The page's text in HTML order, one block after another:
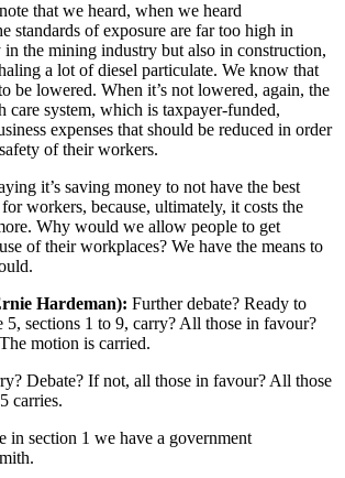
that we heard, when we heard
standards of exposure are far too high in
the mining industry but also in construction,
a lot of diesel particulate. We know that
be lowered. When it’s not lowered, again, the
care system, which is taxpayer-funded,
expenses that should be reduced in order
of their workers.
it’s saving money to not have the best
workers, because, ultimately, it costs the
Why would we allow people to get
of their workplaces? We have the means to
Hardeman): Further debate? Ready to
5, sections 1 to 9, carry? All those in favour?
motion is carried.
Debate? If not, all those in favour? All those
carries.
in section 1 we have a government